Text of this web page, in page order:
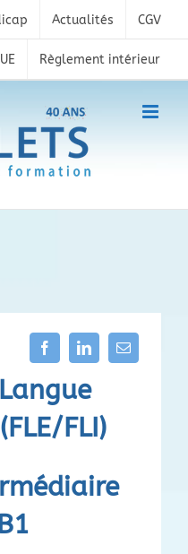
Actualités CGV
Règlement intérieur
FLI)